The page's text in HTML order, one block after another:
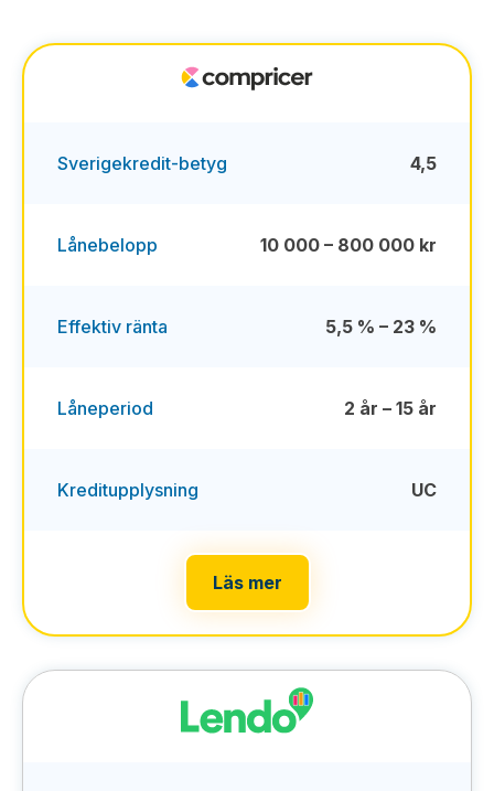
Sverigekredit-betyg 4,5
Lånebelopp 10 000 – 800 000 kr
Effektiv ränta 5,5 % – 23 %
Låneperiod 2 år – 15 år
Kreditupplysning UC
Läs mer